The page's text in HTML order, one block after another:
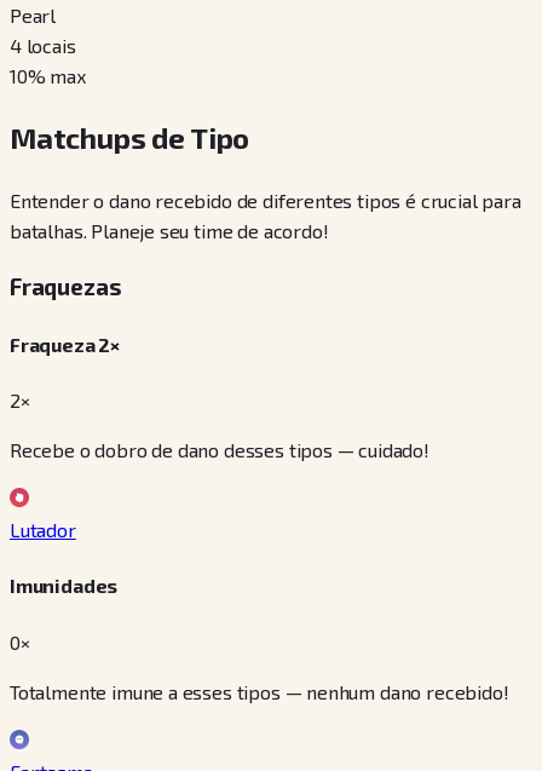
Pearl
4 locais
10% max
Matchups de Tipo
Entender o dano recebido de diferentes tipos é crucial para
batalhas. Planeje seu time de acordo!
Fraquezas
Fraqueza 2×
2×
Recebe o dobro de dano desses tipos — cuidado!
Lutador
Imunidades
0×
Totalmente imune a esses tipos — nenhum dano recebido!